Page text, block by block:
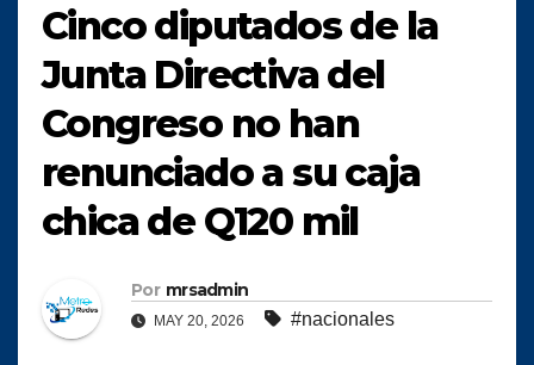
Cinco diputados de la
Junta Directiva del
Congreso no han
renunciado a su caja
chica de Q120 mil
Por mrsadmin
MAY 20, 2026 #nacionales